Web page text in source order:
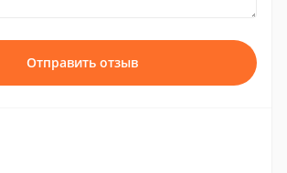
Отправить отзыв